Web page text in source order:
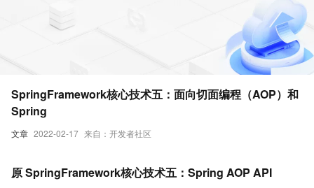
文章 2022-02-17 来自：开发者社区
SpringFramework核心技术五：面向切面编程（AOP）和
Spring
原 SpringFramework核心技术五：Spring AOP API